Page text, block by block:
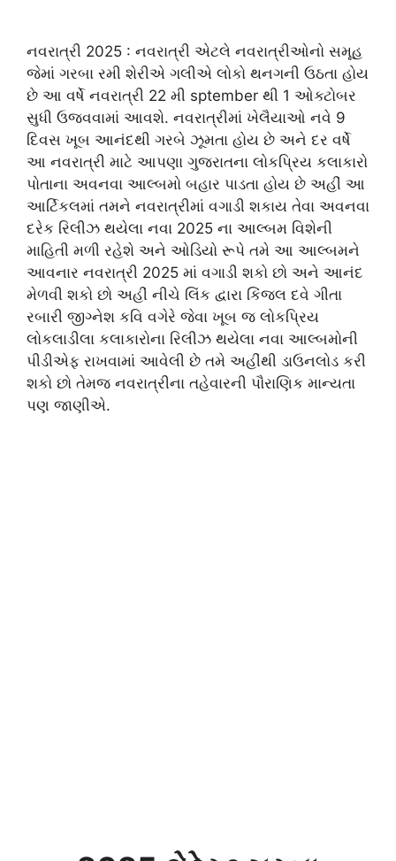
નવરાત્રી 2025 : નવરાત્રી એટલે નવરાત્રીઓનો સમૂહ
જેમાં ગરબા રમી શેરીએ ગલીએ લોકો થનગની ઉઠતા હોય
છે આ વર્ષે નવરાત્રી 22 મી sptember થી 1 ઓક્ટોબર
સુધી ઉજવવામાં આવશે. નવરાત્રીમાં ખેલૈયાઓ નવે 9
દિવસ ખૂબ આનંદથી ગરબે ઝૂમતા હોય છે અને દર વર્ષે
આ નવરાત્રી માટે આપણા ગુજરાતના લોકપ્રિય કલાકારો
પોતાના અવનવા આલ્બમો બહાર પાડતા હોય છે અહીં આ
આર્ટિકલમાં તમને નવરાત્રીમાં વગાડી શકાય તેવા અવનવા
દરેક રિલીઝ થયેલા નવા 2025 ના આલ્બમ વિશેની
માહિતી મળી રહેશે અને ઓડિયો રૂપે તમે આ આલ્બમને
આવનાર નવરાત્રી 2025 માં વગાડી શકો છો અને આનંદ
મેળવી શકો છો અહીં નીચે લિંક દ્વારા કિંજલ દવે ગીતા
રબારી જીગ્નેશ કવિ વગેરે જેવા ખૂબ જ લોકપ્રિય
લોકલાડીલા કલાકારોના રિલીઝ થયેલા નવા આલ્બમોની
પીડીએફ રાખવામાં આવેલી છે તમે અહીંથી ડાઉનલોડ કરી
શકો છો તેમજ નવરાત્રીના તહેવારની પૌરાણિક માન્યતા
પણ જાણીએ.